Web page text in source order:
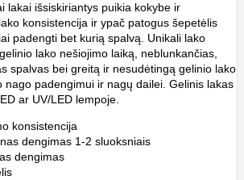
lakai išsiskiriantys puikia kokybe ir
konsistencija ir ypač patogus šepetėlis
padengti bet kurią spalvą. Unikali lako
lako nešiojimo laiką, neblunkančias,
spalvas bei greitą ir nesudėtingą gelinio lako
nago padengimui ir nagų dailei. Gelinis lakas
ar UV/LED lempoje.
konsistencija
dengimas 1-2 sluoksniais
dengimas